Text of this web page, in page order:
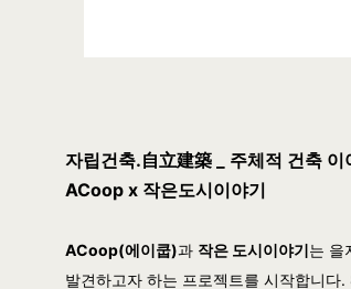
자립건축.自立建築 _ 주체적 건축 이
ACoop x 작은도시이야기
ACoop(에이쿱)과 작은 도시이야기는 을
발견하고자 하는 프로젝트를 시작합니다.